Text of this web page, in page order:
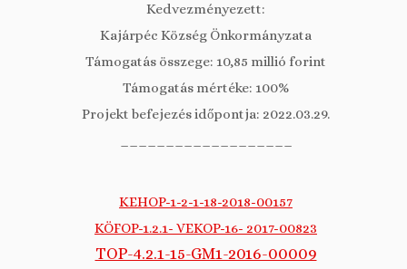
Kedvezményezett:
Kajárpéc Község Önkormányzata
Támogatás összege: 10,85 millió forint
Támogatás mértéke: 100%
Projekt befejezés időpontja: 2022.03.29.
KEHOP-1-2-1-18-2018-00157
KÖFOP-1.2.1- VEKOP-16- 2017-00823
TOP-4.2.1-15-GM1-2016-00009